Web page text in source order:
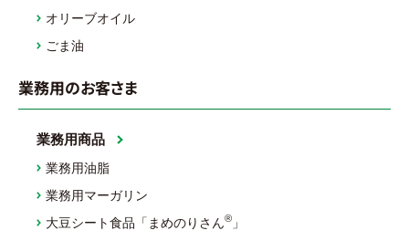
オリーブオイル
ごま油
業務用のお客さま
業務用商品
業務用油脂
業務用マーガリン
大豆シート食品「まめのりさん® 」